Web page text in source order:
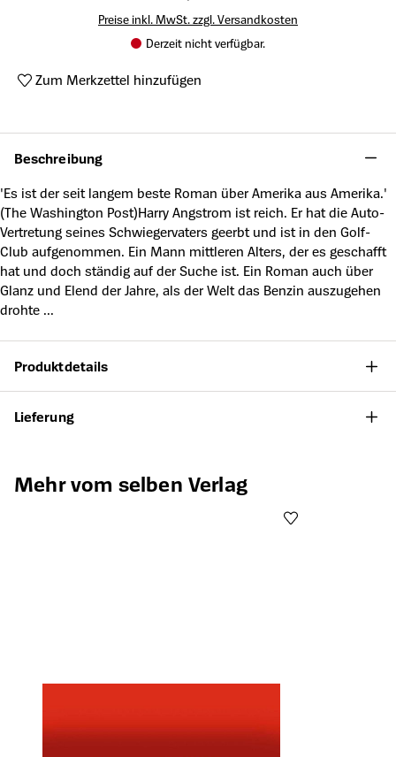
Preise inkl. MwSt. zzgl. Versandkosten
Derzeit nicht verfügbar.
Zum Merkzettel hinzufügen
Beschreibung
'Es ist der seit langem beste Roman über Amerika aus Amerika.'
(The Washington Post)Harry Angstrom ist reich. Er hat die Auto-
Vertretung seines Schwiegervaters geerbt und ist in den Golf-
Club aufgenommen. Ein Mann mittleren Alters, der es geschafft
hat und doch ständig auf der Suche ist. Ein Roman auch über
Glanz und Elend der Jahre, als der Welt das Benzin auszugehen
drohte ...
Produktdetails
Lieferung
Produktgalerie überspringen
Mehr vom selben Verlag